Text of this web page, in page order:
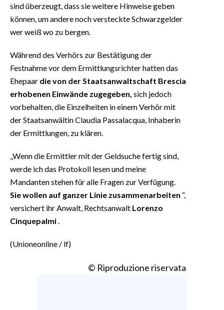
sind überzeugt, dass sie weitere Hinweise geben
können, um andere noch versteckte Schwarzgelder
wer weiß wo zu bergen.
Während des Verhörs zur Bestätigung der
Festnahme vor dem Ermittlungsrichter hatten das
Ehepaar die von der Staatsanwaltschaft Brescia
erhobenen Einwände zugegeben, sich jedoch
vorbehalten, die Einzelheiten in einem Verhör mit
der Staatsanwältin Claudia Passalacqua, Inhaberin
der Ermittlungen, zu klären.
„Wenn die Ermittler mit der Geldsuche fertig sind,
werde ich das Protokoll lesen und meine
Mandanten stehen für alle Fragen zur Verfügung.
Sie wollen auf ganzer Linie zusammenarbeiten “,
versichert ihr Anwalt, Rechtsanwalt Lorenzo
Cinquepalmi
(Unioneonline / lf)
© Riproduzione riservata